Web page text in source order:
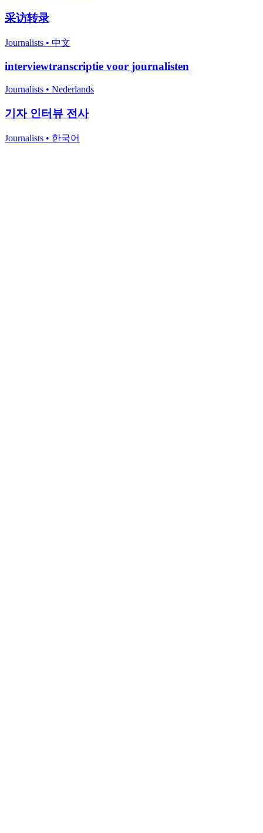
采访转录
Journalists • 中文
interviewtranscriptie voor journalisten
Journalists • Nederlands
기자 인터뷰 전사
Journalists • 한국어